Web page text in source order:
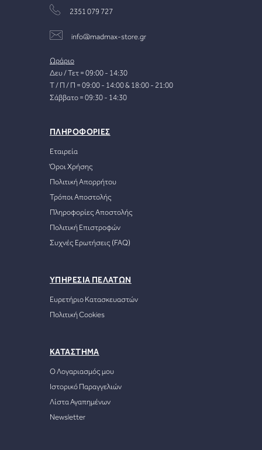
2351 079 727
info@madmax-store.gr
Ωράριο
Δευ / Τετ = 09:00 - 14:30
Τ / Π / Π = 09:00 - 14:00 & 18:00 - 21:00
Σάββατο = 09:30 - 14:30
ΠΛΗΡΟΦΟΡΙΕΣ
Εταιρεία
Όροι Χρήσης
Πολιτική Απορρήτου
Τρόποι Αποστολής
Πληροφορίες Αποστολής
Πολιτική Επιστροφών
Συχνές Ερωτήσεις (FAQ)
ΥΠΗΡΕΣΙΑ ΠΕΛΑΤΩΝ
Ευρετήριο Κατασκευαστών
Πολιτική Cookies
ΚΑΤΑΣΤΗΜΑ
Ο Λογαριασμός μου
Ιστορικό Παραγγελιών
Λίστα Αγαπημένων
Newsletter